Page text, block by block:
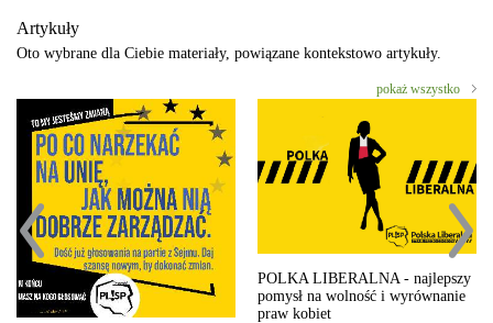
Artykuły
Oto wybrane dla Ciebie materiały, powiązane kontekstowo artykuły.
pokaż wszystko
POLKA LIBERALNA - najlepszy
pomysł na wolność i wyrównanie
praw kobiet